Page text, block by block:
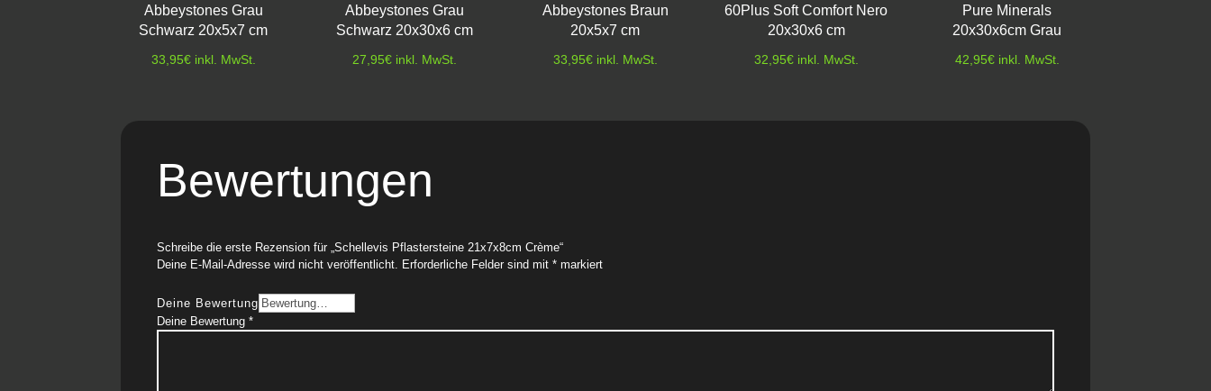
Abbeystones Grau
Schwarz 20x5x7 cm
33,95€ inkl. MwSt.
Abbeystones Grau
Schwarz 20x30x6 cm
27,95€ inkl. MwSt.
Abbeystones Braun
20x5x7 cm
33,95€ inkl. MwSt.
60Plus Soft Comfort Nero
20x30x6 cm
32,95€ inkl. MwSt.
Pure Minerals
20x30x6cm Grau
42,95€ inkl. MwSt.
Bewertungen
Schreibe die erste Rezension für „Schellevis Pflastersteine 21x7x8cm Crème“
Deine E-Mail-Adresse wird nicht veröffentlicht. Erforderliche Felder sind mit* markiert
Deine Bewertung
Deine Bewertung*